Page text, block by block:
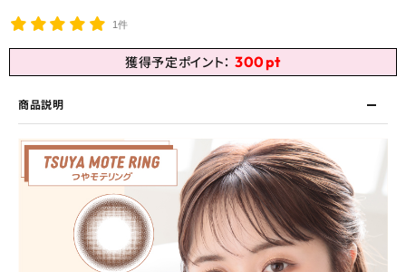
1件
獲得予定ポイント： 300pt
商品説明